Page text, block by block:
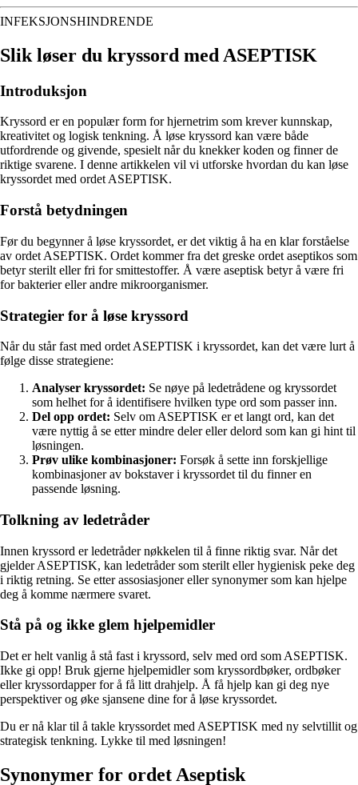
INFEKSJONSHINDRENDE
Slik løser du kryssord med ASEPTISK
Introduksjon
Kryssord er en populær form for hjernetrim som krever kunnskap,
kreativitet og logisk tenkning. Å løse kryssord kan være både
utfordrende og givende, spesielt når du knekker koden og finner de
riktige svarene. I denne artikkelen vil vi utforske hvordan du kan løse
kryssordet med ordet ASEPTISK.
Forstå betydningen
Før du begynner å løse kryssordet, er det viktig å ha en klar forståelse
av ordet ASEPTISK. Ordet kommer fra det greske ordet aseptikos som
betyr sterilt eller fri for smittestoffer. Å være aseptisk betyr å være fri
for bakterier eller andre mikroorganismer.
Strategier for å løse kryssord
Når du står fast med ordet ASEPTISK i kryssordet, kan det være lurt å
følge disse strategiene:
Analyser kryssordet: Se nøye på ledetrådene og kryssordet
som helhet for å identifisere hvilken type ord som passer inn.
Del opp ordet: Selv om ASEPTISK er et langt ord, kan det
være nyttig å se etter mindre deler eller delord som kan gi hint til
løsningen.
Prøv ulike kombinasjoner: Forsøk å sette inn forskjellige
kombinasjoner av bokstaver i kryssordet til du finner en
passende løsning.
Tolkning av ledetråder
Innen kryssord er ledetråder nøkkelen til å finne riktig svar. Når det
gjelder ASEPTISK, kan ledetråder som sterilt eller hygienisk peke deg
i riktig retning. Se etter assosiasjoner eller synonymer som kan hjelpe
deg å komme nærmere svaret.
Stå på og ikke glem hjelpemidler
Det er helt vanlig å stå fast i kryssord, selv med ord som ASEPTISK.
Ikke gi opp! Bruk gjerne hjelpemidler som kryssordbøker, ordbøker
eller kryssordapper for å få litt drahjelp. Å få hjelp kan gi deg nye
perspektiver og øke sjansene dine for å løse kryssordet.
Du er nå klar til å takle kryssordet med ASEPTISK med ny selvtillit og
strategisk tenkning. Lykke til med løsningen!
Synonymer for ordet Aseptisk